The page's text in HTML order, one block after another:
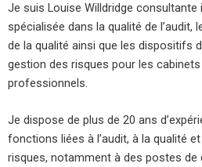
Je suis Louise Willdridge consultante
spécialisée dans la qualité de l’audit,
de la qualité ainsi que les dispositifs
gestion des risques pour les
professionnels.
Je dispose de plus de 20 ans
fonctions liées à l’audit, à la qualité
risques, notamment à des postes de